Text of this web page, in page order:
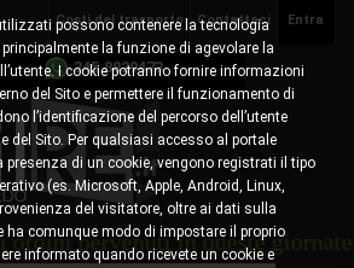
Entra
Contattaci
Costi del trasporto
345.8829473
pervenuti in queste giornate
possono contenere la tecnologia
principalmente la funzione di agevolare la
I cookie potranno fornire informazioni
del Sito e permettere il funzionamento di
l’identificazione del percorso dell’utente
del Sito. Per qualsiasi accesso al portale
presenza di un cookie, vengono registrati il tipo
(es. Microsoft, Apple, Android, Linux,
del visitatore, oltre ai dati sulla
ha comunque modo di impostare il proprio
informato quando ricevete un cookie e